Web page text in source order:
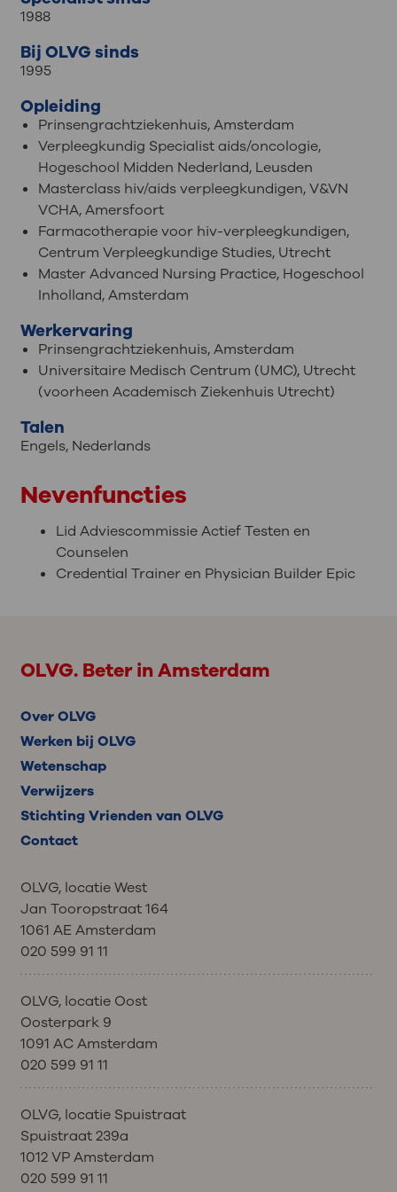
1988
Bij OLVG sinds
1995
Opleiding
Prinsengrachtziekenhuis, Amsterdam
Verpleegkundig Specialist aids/oncologie,
Hogeschool Midden Nederland, Leusden
Masterclass hiv/aids verpleegkundigen, V&VN
VCHA, Amersfoort
Farmacotherapie voor hiv-verpleegkundigen,
Centrum Verpleegkundige Studies, Utrecht
Master Advanced Nursing Practice, Hogeschool
Inholland, Amsterdam
Werkervaring
Prinsengrachtziekenhuis, Amsterdam
Universitaire Medisch Centrum (UMC), Utrecht
(voorheen Academisch Ziekenhuis Utrecht)
Talen
Engels,Nederlands
Nevenfuncties
Lid Adviescommissie Actief Testen en
Counselen
Credential Trainer en Physician Builder Epic
OLVG. Beter in Amsterdam
Over OLVG
Werken bij OLVG
Wetenschap
Verwijzers
Stichting Vrienden van OLVG
Contact
OLVG, locatie West
Jan Tooropstraat 164
1061 AE Amsterdam
020 599 91 11
OLVG, locatie Oost
Oosterpark 9
1091 AC Amsterdam
020 599 91 11
OLVG, locatie Spuistraat
Spuistraat 239a
1012 VP Amsterdam
020 599 91 11